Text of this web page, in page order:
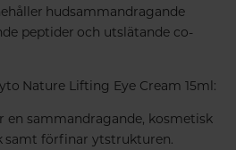
hudsammandragande
peptider och utslätande co-
Nature Lifting Eye Cream 15ml:
en sammandragande, kosmetisk
samt förfinar ytstrukturen.